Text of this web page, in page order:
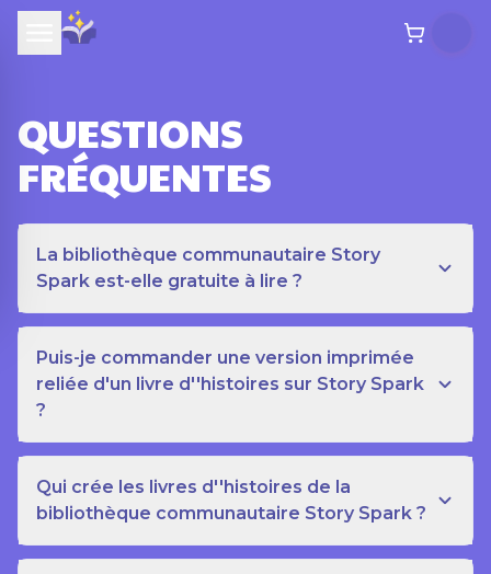
QUESTIONS
FRÉQUENTES
La bibliothèque communautaire Story
Spark est-elle gratuite à lire ?
Puis-je commander une version imprimée
reliée d'un livre d''histoires sur Story Spark
?
Qui crée les livres d''histoires de la
bibliothèque communautaire Story Spark ?